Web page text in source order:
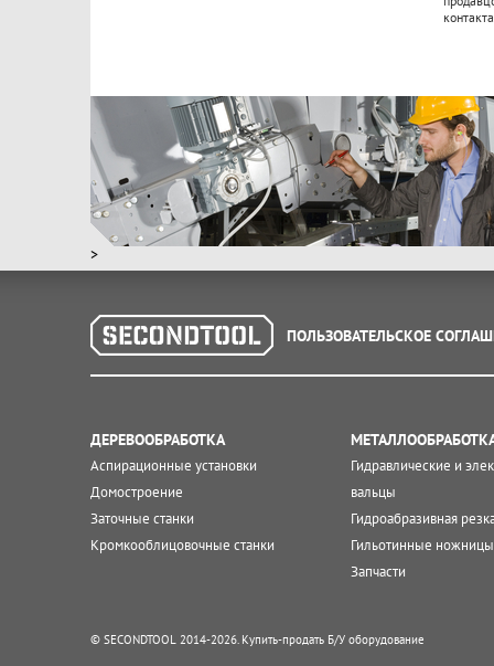
WEEKE
WINNERSTECH MACHINERY CO., LTD.
WS
Walter
Wegoma
master PROFF
Бакаут (ООО ТД)
Гомельский станкостроительный
>
ПОЛЬЗОВАТЕЛЬСКОЕ
ДЕРЕВООБРАБОТКА
Аспирационные установки
Домостроение
Заточные станки
Кромкооблицовочные станки
Гидравлические и
вальцы
Гидроабразивная
Гильотинные ножницы
Запчасти
© SECONDTOOL 2014-2026. Купить-продать Б/У оборудование